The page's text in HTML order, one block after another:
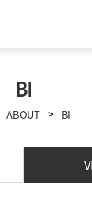
BI
ABOUT > BI